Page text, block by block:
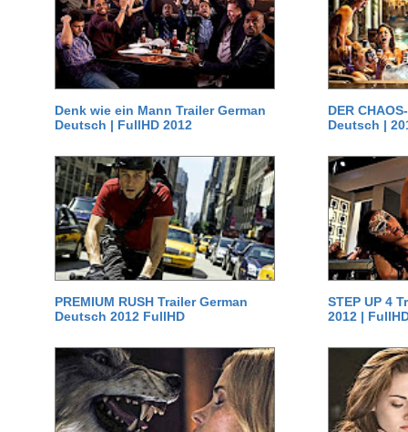
Denk wie ein Mann Trailer German
Deutsch | FullHD 2012
DER
Deutsch |
PREMIUM RUSH Trailer German
Deutsch 2012 FullHD
STEP UP 4
2012 |